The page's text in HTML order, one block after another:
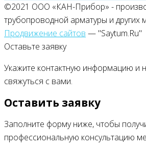
©2021 ООО «КАН-Прибор» -
трубопроводной арматуры и других
Продвижение сайтов — "Saytum.Ru"
Оставьте заявку
Укажите контактную информацию и
свяжуться с вами.
Оставить заявку
Заполните форму ниже, чтобы
профессиональную консультацию